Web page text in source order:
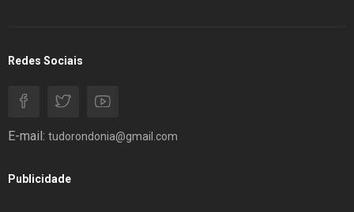
Redes Sociais
E-mail: tudorondonia@gmail.com
Publicidade